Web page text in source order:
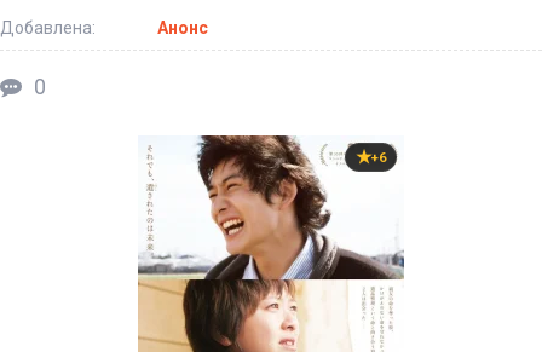
Добавлена: Анонс
0
+6